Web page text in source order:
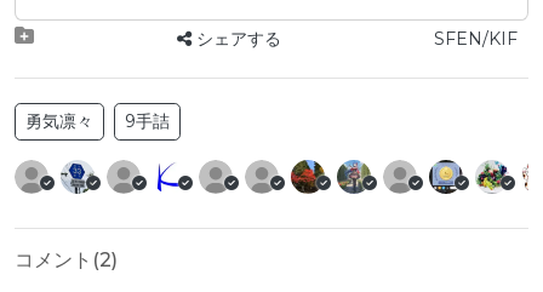
シェアする SFEN/KIF
勇気凛々 9手詰
コメント(2)